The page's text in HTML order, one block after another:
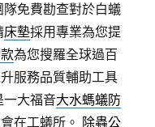
免費勘查對於白蟻
床墊採用專業為您提
為您搜羅全球過百
服務品質輔助工具
一大福音大水螞蟻防
在工蟻所。 除蟲公